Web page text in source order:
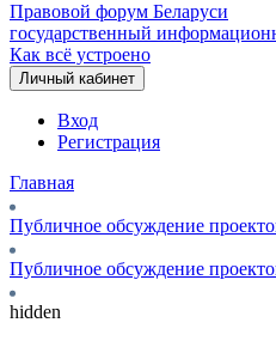
Правовой форум Беларуси
государственный
Как всё устроено
Личный кабинет
Вход
Регистрация
Главная
Публичное обсуждение
Публичное обсуждение
hidden